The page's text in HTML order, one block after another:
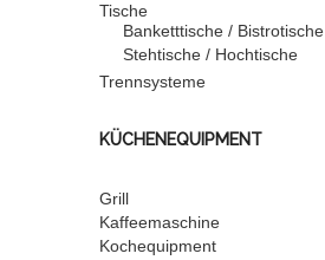
Tische
Banketttische / Bistrotische
Stehtische / Hochtische
Trennsysteme
KÜCHENEQUIPMENT
Grill
Kaffeemaschine
Kochequipment